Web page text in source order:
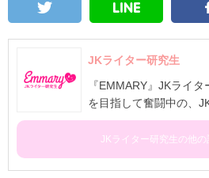
JKライター研究生
『EMMARY』JKライ
を目指して奮闘中の、
JKライター研究生の他の